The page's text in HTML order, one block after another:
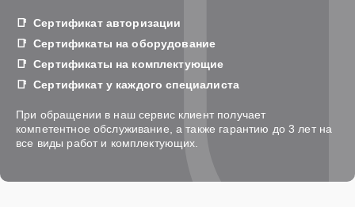
Сертификат авторизации
Сертификаты на оборудование
Сертификаты на комплектующие
Сертификат у каждого специалиста
При обращении в наш сервис клиент получает
компетентное обслуживание, а также гарантию до 3 лет на
все виды работ и комплектующих.